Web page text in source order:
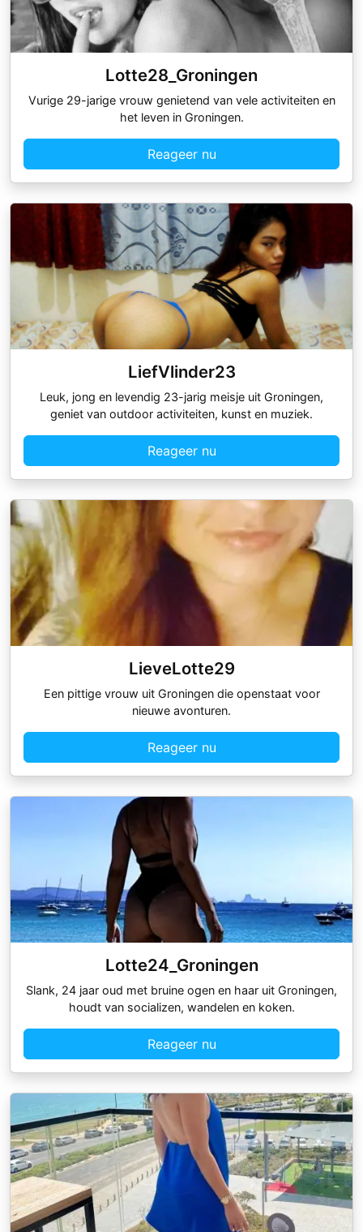
Lotte28_Groningen
Vurige 29-jarige vrouw genietend van vele activiteiten en
het leven in Groningen.
Reageer nu
LiefVlinder23
Leuk, jong en levendig 23-jarig meisje uit Groningen,
geniet van outdoor activiteiten, kunst en muziek.
Reageer nu
LieveLotte29
Een pittige vrouw uit Groningen die openstaat voor
nieuwe avonturen.
Reageer nu
Lotte24_Groningen
Slank, 24 jaar oud met bruine ogen en haar uit Groningen,
houdt van socializen, wandelen en koken.
Reageer nu